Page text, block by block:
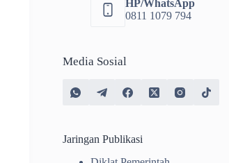
HP/WhatsApp
0811 1079 794
Media Sosial
Jaringan Publikasi